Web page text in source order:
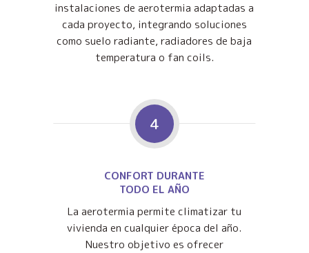
instalaciones de aerotermia adaptadas a
cada proyecto, integrando soluciones
como suelo radiante, radiadores de baja
temperatura o fan coils.
4
CONFORT DURANTE
TODO EL AÑO
La aerotermia permite climatizar tu
vivienda en cualquier época del año.
Nuestro objetivo es ofrecer